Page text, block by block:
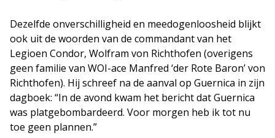
Dezelfde onverschilligheid en meedogenloosheid blijkt
ook uit de woorden van de commandant van het
Legioen Condor, Wolfram von Richthofen (overigens
geen familie van WOI-ace Manfred ‘der Rote Baron’ von
Richthofen). Hij schreef na de aanval op Guernica in zijn
dagboek: “In de avond kwam het bericht dat Guernica
was platgebombardeerd. Voor morgen heb ik tot nu
toe geen plannen.”